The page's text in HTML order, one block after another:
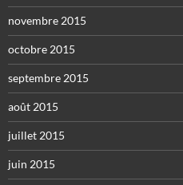
novembre 2015
octobre 2015
septembre 2015
août 2015
juillet 2015
juin 2015